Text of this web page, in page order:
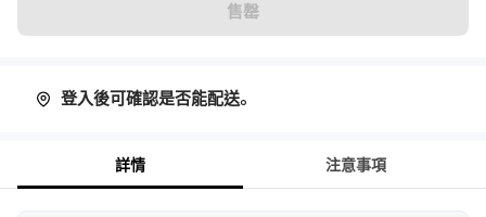
售罄
登入後可確認是否能配送。
詳情 注意事項